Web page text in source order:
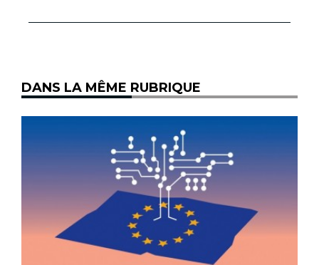
DANS LA MÊME RUBRIQUE